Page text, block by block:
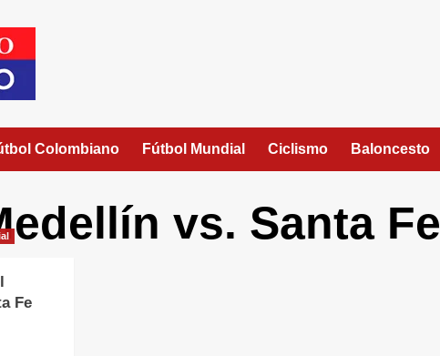
Colombiano Fútbol Mundial Ciclismo Baloncesto
vs. Santa Fe
Fe